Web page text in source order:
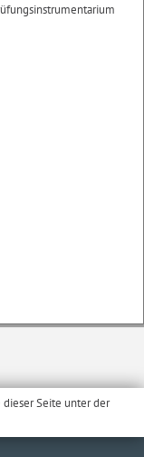
Seite unter der